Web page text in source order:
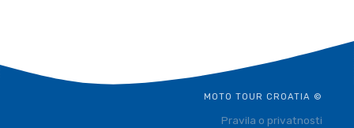
MOTO TOUR CROATIA ©
Pravila o privatnosti